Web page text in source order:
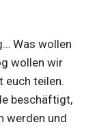
Was wollen
wollen wir
euch teilen.
beschäftigt,
werden und